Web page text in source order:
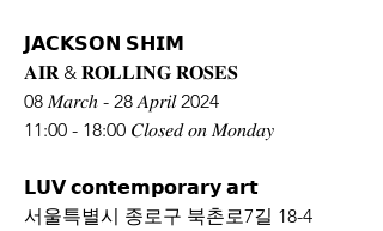
𝗝𝗔𝗖𝗞𝗦𝗢𝗡 𝗦𝗛𝗜𝗠
𝐀𝐈𝐑 & 𝐑𝐎𝐋𝐋𝐈𝐍𝐆 𝐑𝐎𝐒𝐄𝐒
08 𝑀𝑎𝑟𝑐ℎ - 28 𝐴𝑝𝑟𝑖𝑙 2024
11:00 - 18:00 𝐶𝑙𝑜𝑠𝑒𝑑 𝑜𝑛 𝑀𝑜𝑛𝑑𝑎𝑦
𝗟𝗨𝗩 𝗰𝗼𝗻𝘁𝗲𝗺𝗽𝗼𝗿𝗮𝗿𝘆 𝗮𝗿𝘁
서울특별시 종로구 북촌로7길 18-4